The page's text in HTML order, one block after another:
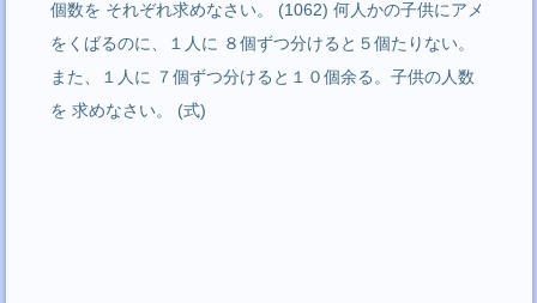
個数を それぞれ求めなさい。 (1062) 何人かの子供にアメ
をくばるのに、１人に ８個ずつ分けると５個たりない。
また、１人に ７個ずつ分けると１０個余る。子供の人数
を 求めなさい。 (式)